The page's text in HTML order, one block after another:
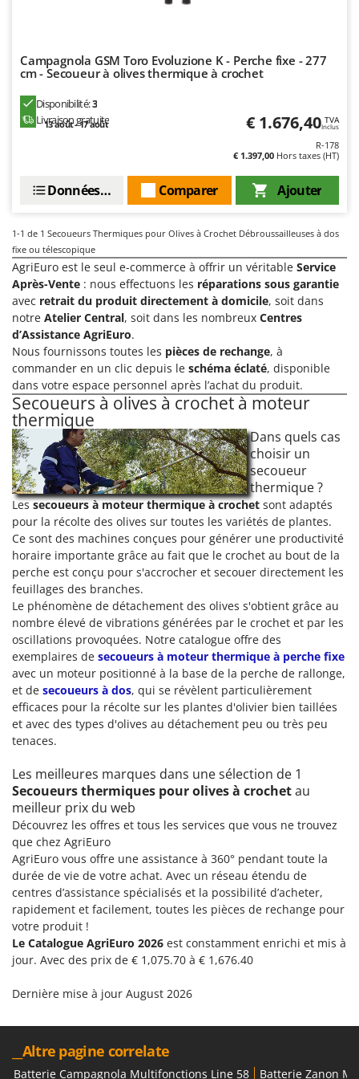
Draineuses
E
Échelles en aluminium
Effaroucheurs d'oiseaux
Égreneuses à maïs
Électropompes pour la maison et le jardin
Éleveuses artificielles pour poussins
Enfouisseurs de pierres
Enrouleurs de filets pour olives
Épareuses pour tracteur
Épépineuses
Équipements de protection des voies respiratoires
F
Fendeuses à bois
Filets pour la Récolte des olives
Filtres pour vin et huile
Floconneuses
Fouloirs - Égrappoirs
Fourches pour tracteur
Fours d'extérieur - intérieur pour pizza et cuisine
Fours électriques
Fraises à neige
Fraises rotatives pour tracteur
Friteuses sans huile
G
Générateurs d'air chaud
Godets à terre basculants pour tracteur
Groupes électrogènes
H
Haches - Cognées et Hachettes
Hachoirs à viande
Herses à Dents
Herses Rotatives
L
Lames à neige
Lames niveleuses pour tracteur
Lave-vitres
Lieuses électriques pour vignes
M
BullMach
C
C.EL.ME.
Calory Forni
Campingaz
Castellari
Ceccato Olindo
Char-Broil
Classe
Clementi
Cofra
Comet
Cresco
Cruccolini
CTEK
D
Dal Degan
DCG
Deca
DeWalt
Di Martino
Diavola Pro
Diesse
Docma
Dominion
Dreame
E
Edilmark
Effeuno
Einhell
Elegen
Energy Gruppi
Enotecnica Pillan
Eschenfelder
EuroMech
Fama Industrie
Famag
Campagnola GSM Toro Evoluzione K - Perche fixe - 277
cm - Secoueur à olives thermique à crochet
Disponibilité:3
Livraison gratuite
13 août - 17 août € 1.676,40 TVA
Inclus
R-178
€ 1.397,00 Hors taxes (HT)
Ajouter
Comparer
Données techniques
1-1 de 1 Secoueurs Thermiques pour Olives à Crochet Débroussailleuses à dos
fixe ou télescopique
AgriEuro est le seul e-commerce à offrir un véritable Service
Après-Vente : nous effectuons les réparations sous garantie
avec retrait du produit directement à domicile, soit dans
notre Atelier Central, soit dans les nombreux Centres
d’Assistance AgriEuro.
Nous fournissons toutes les pièces de rechange, à
commander en un clic depuis le schéma éclaté, disponible
dans votre espace personnel après l’achat du produit.
Secoueurs à olives à crochet à moteur
thermique
Dans quels cas
choisir un
secoueur
thermique ?
Lessecoueurs à moteur thermique à crochet sont adaptés
pour la récolte des olives sur toutes les variétés de plantes.
Ce sont des machines conçues pour générer une productivité
horaire importante grâce au fait que le crochet au bout de la
perche est conçu pour s'accrocher et secouer directement les
feuillages des branches.
Le phénomène de détachement des olives s'obtient grâce au
nombre élevé de vibrations générées par le crochet et par les
oscillations provoquées. Notre catalogue offre des
exemplaires de secoueurs à moteur thermique à perche fixe
avec un moteur positionné à la base de la perche de rallonge,
et de secoueurs à dos, qui se révèlent particulièrement
efficaces pour la récolte sur les plantes d'olivier bien taillées
et avec des types d'olives au détachement peu ou très peu
tenaces.
Les meilleures marques dans une sélection de 1
Secoueurs thermiques pour olives à crochetau
meilleur prix du web
Découvrez les offres et tous les services que vous ne trouvez
que chez AgriEuro
AgriEuro vous offre une assistance à 360° pendant toute la
durée de vie de votre achat. Avec un réseau étendu de
centres d’assistance spécialisés et la possibilité d’acheter,
rapidement et facilement, toutes les pièces de rechange pour
votre produit !
Le Catalogue AgriEuro 2026 est constamment enrichi et mis à
jour. Avec des prix de € 1,075.70 à € 1,676.40
Dernière mise à jour August 2026
__Altre pagine correlate
Batterie Campagnola Multifonctions Line 58 Batterie Zanon